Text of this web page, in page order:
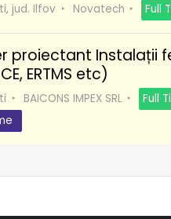
jud. Ilfov Novatech Full
proiectant Instalații
ERTMS etc)
BAICONS IMPEX SRL
Full